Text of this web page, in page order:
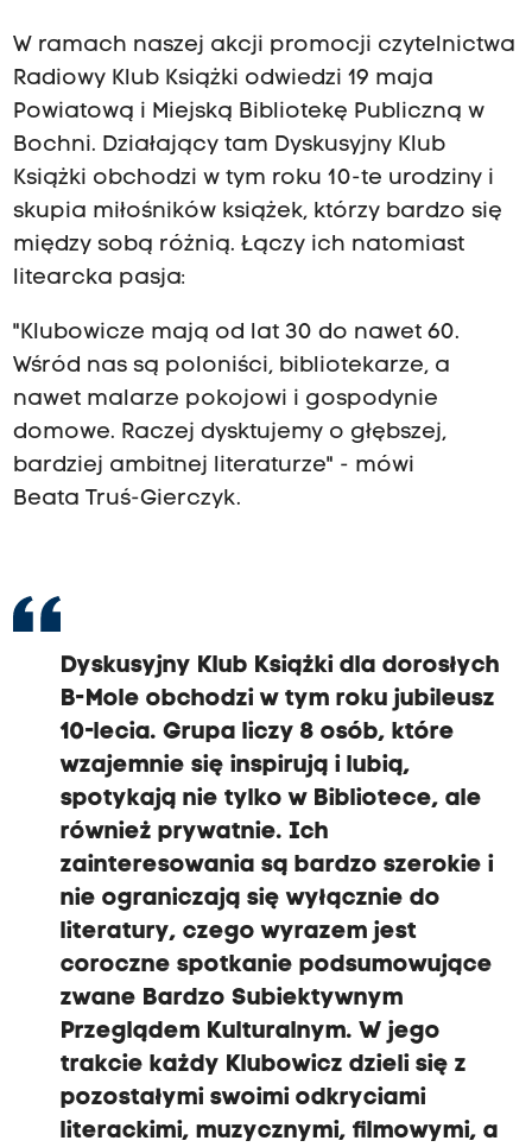
W ramach naszej akcji promocji czytelnictwa
Radiowy Klub Książki odwiedzi 19 maja
Powiatową i Miejską Bibliotekę Publiczną w
Bochni. Działający tam Dyskusyjny Klub
Książki obchodzi w tym roku 10-te urodziny i
skupia miłośników książek, którzy bardzo się
między sobą różnią. Łączy ich natomiast
litearcka pasja:
"Klubowicze mają od lat 30 do nawet 60.
Wśród nas są poloniści, bibliotekarze, a
nawet malarze pokojowi i gospodynie
domowe. Raczej dysktujemy o głębszej,
bardziej ambitnej literaturze" - mówi
Beata Truś-Gierczyk.
Dyskusyjny Klub Książki dla dorosłych
B-Mole obchodzi w tym roku jubileusz
10-lecia. Grupa liczy 8 osób, które
wzajemnie się inspirują i lubią,
spotykają nie tylko w Bibliotece, ale
również prywatnie. Ich
zainteresowania są bardzo szerokie i
nie ograniczają się wyłącznie do
literatury, czego wyrazem jest
coroczne spotkanie podsumowujące
zwane Bardzo Subiektywnym
Przeglądem Kulturalnym. W jego
trakcie każdy Klubowicz dzieli się z
pozostałymi swoimi odkryciami
literackimi, muzycznymi, filmowymi, a